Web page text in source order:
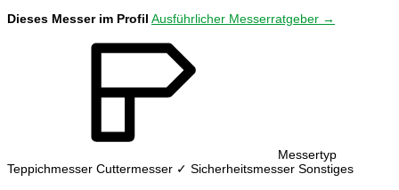
Dieses Messer im Profil Ausführlicher Messerratgeber →
Messertyp
Teppichmesser Cuttermesser ✓ Sicherheitsmesser Sonstiges